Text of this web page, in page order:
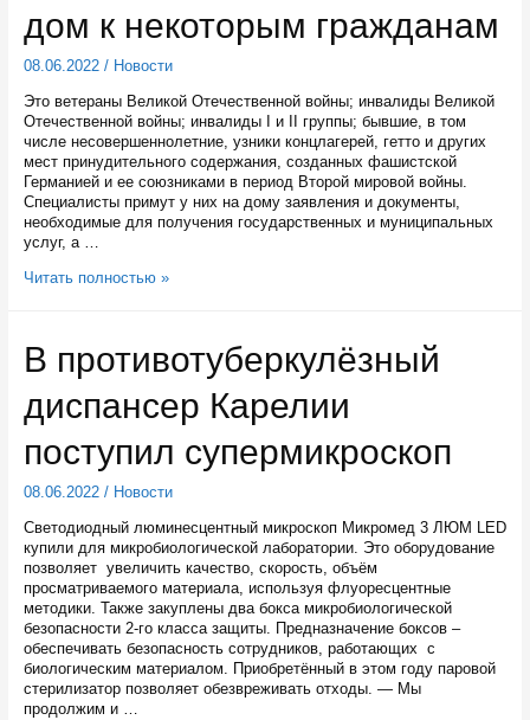
дом к некоторым гражданам
08.06.2022/ Новости
Это ветераны Великой Отечественной войны; инвалиды Великой
Отечественной войны; инвалиды I и II группы; бывшие, в том
числе несовершеннолетние, узники концлагерей, гетто и других
мест принудительного содержания, созданных фашистской
Германией и ее союзниками в период Второй мировой войны.
Специалисты примут у них на дому заявления и документы,
необходимые для получения государственных и муниципальных
услуг, а …
Сотрудники
бесплатно
выехать
на
дом
некоторым
Читать полностью »
В противотуберкулёзный
диспансер Карелии
поступил супермикроскоп
08.06.2022/ Новости
Светодиодный люминесцентный микроскоп Микромед 3 ЛЮМ LED
купили для микробиологической лаборатории. Это оборудование
позволяет увеличить качество, скорость, объём
просматриваемого материала, используя флуоресцентные
методики. Также закуплены два бокса микробиологической
безопасности 2-го класса защиты. Предназначение боксов –
обеспечивать безопасность сотрудников, работающих с
биологическим материалом. Приобретённый в этом году паровой
стерилизатор позволяет обезвреживать отходы. — Мы
продолжим и …